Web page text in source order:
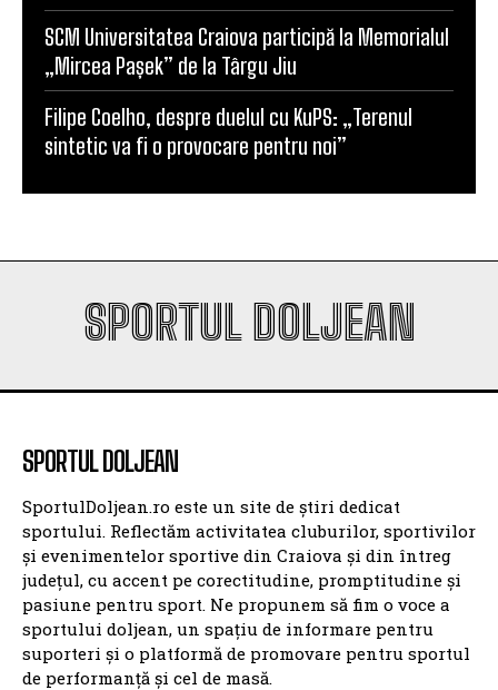
SCM Universitatea Craiova participă la Memorialul
„Mircea Pașek” de la Târgu Jiu
Filipe Coelho, despre duelul cu KuPS: „Terenul
sintetic va fi o provocare pentru noi”
SPORTUL DOLJEAN
SPORTUL DOLJEAN
SportulDoljean.ro este un site de știri dedicat
sportului. Reflectăm activitatea cluburilor, sportivilor
și evenimentelor sportive din Craiova și din întreg
județul, cu accent pe corectitudine, promptitudine și
pasiune pentru sport. Ne propunem să fim o voce a
sportului doljean, un spațiu de informare pentru
suporteri și o platformă de promovare pentru sportul
de performanță și cel de masă.